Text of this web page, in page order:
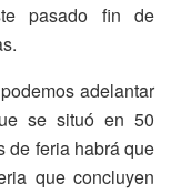
pasado fin de
adelantar
se situó en 50
de feria habrá que
que concluyen